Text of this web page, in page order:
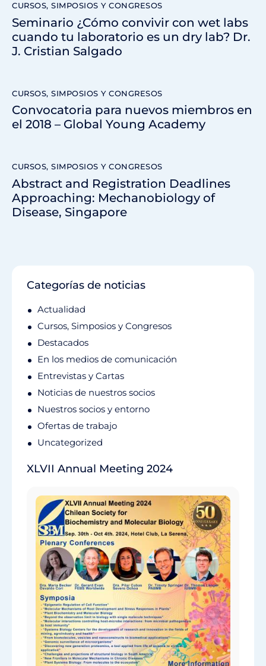
CURSOS, SIMPOSIOS Y CONGRESOS
Seminario ¿Cómo convivir con wet labs
cuando tu laboratorio es un dry lab? Dr.
J. Cristian Salgado
CURSOS, SIMPOSIOS Y CONGRESOS
Convocatoria para nuevos miembros en
el 2018 – Global Young Academy
CURSOS, SIMPOSIOS Y CONGRESOS
Abstract and Registration Deadlines
Approaching: Mechanobiology of
Disease, Singapore
Categorías de noticias
Actualidad
Cursos, Simposios y Congresos
Destacados
En los medios de comunicación
Entrevistas y Cartas
Noticias de nuestros socios
Nuestros socios y entorno
Ofertas de trabajo
Uncategorized
XLVII Annual Meeting 2024